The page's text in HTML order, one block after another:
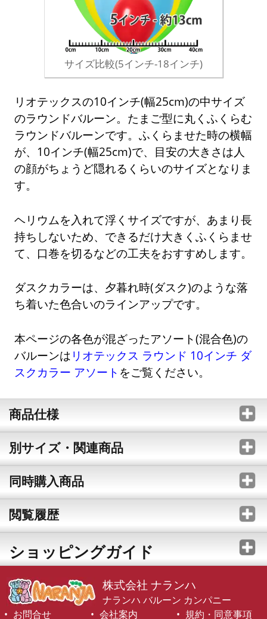
サイズ比較(5インチ-18インチ)
リオテックスの10インチ(幅25cm)の中サイズ
のラウンドバルーン。たまご型に丸くふくらむ
ラウンドバルーンです。ふくらませた時の横幅
が、10インチ(幅25cm)で、目安の大きさは人
の顔がちょうど隠れるくらいのサイズとなりま
す。
ヘリウムを入れて浮くサイズですが、あまり長
持ちしないため、できるだけ大きくふくらませ
て、口巻を切るなどの工夫をおすすめします。
ダスクカラーは、夕暮れ時(ダスク)のような落
ち着いた色合いのラインアップです。
本ページの各色が混ざったアソート(混合色)の
バルーンは リオテックス ラウンド 10インチ ダ
スクカラー アソート をご覧ください。
商品仕様
別サイズ・関連商品
同時購入商品
閲覧履歴
ショッピングガイド
株式会社 ナランハ
ナランハ バルーン カンパニー
お問合せ
会社案内 規約・同意事項